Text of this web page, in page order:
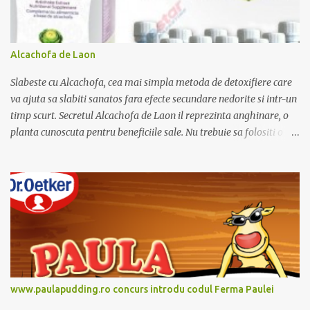
Alcachofa de Laon
Slabeste cu Alcachofa, cea mai simpla metoda de detoxifiere care
va ajuta sa slabiti sanatos fara efecte secundare nedorite si intr-un
timp scurt. Secretul Alcachofa de Laon il reprezinta anghinare, o
planta cunoscuta pentru beneficiile sale. Nu trebuie sa folositi o
www.paulapudding.ro concurs introdu codul Ferma Paulei